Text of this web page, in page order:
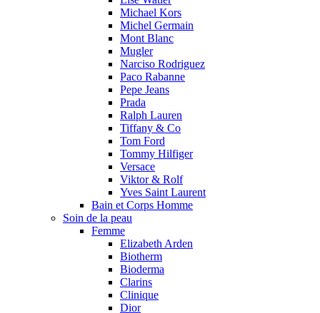
Michael Kors
Michel Germain
Mont Blanc
Mugler
Narciso Rodriguez
Paco Rabanne
Pepe Jeans
Prada
Ralph Lauren
Tiffany & Co
Tom Ford
Tommy Hilfiger
Versace
Viktor & Rolf
Yves Saint Laurent
Bain et Corps Homme
Soin de la peau
Femme
Elizabeth Arden
Biotherm
Bioderma
Clarins
Clinique
Dior